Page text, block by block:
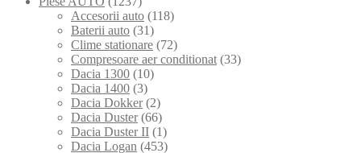
Accesorii auto (118)
Baterii auto (31)
Clime stationare (72)
Compresoare aer conditionat (33)
Dacia 1300 (10)
Dacia 1400 (3)
Dacia Dokker (2)
Dacia Duster (66)
Dacia Duster II (1)
Dacia Logan (453)